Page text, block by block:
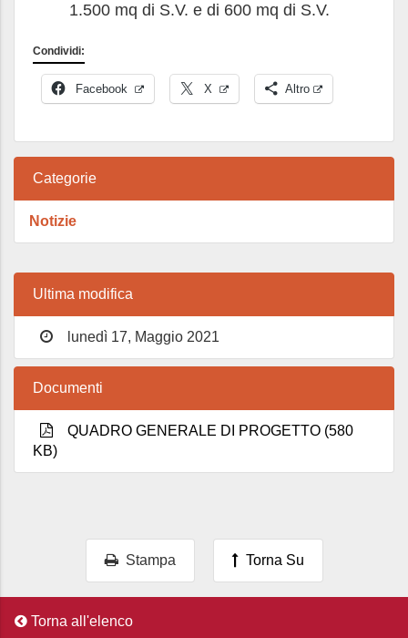
1.500 mq di S.V. e di 600 mq di S.V.
Condividi:
Facebook X Altro
Categorie
Notizie
Ultima modifica
lunedì 17, Maggio 2021
Documenti
QUADRO GENERALE DI PROGETTO (580
KB)
Stampa Torna Su
Torna all'elenco